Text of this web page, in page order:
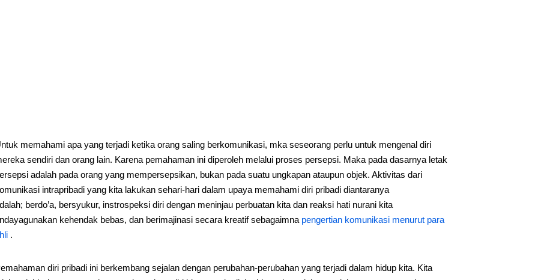
memahami apa yang terjadi ketika orang saling berkomunikasi, mka seseorang perlu untuk mengenal diri
sendiri dan orang lain. Karena pemahaman ini diperoleh melalui proses persepsi. Maka pada dasarnya letak
adalah pada orang yang mempersepsikan, bukan pada suatu ungkapan ataupun objek. Aktivitas dari
intrapribadi yang kita lakukan sehari-hari dalam upaya memahami diri pribadi diantaranya
berdo’a, bersyukur, instrospeksi diri dengan meninjau perbuatan kita dan reaksi hati nurani kita
kehendak bebas, dan berimajinasi secara kreatif sebagaimna pengertian komunikasi menurut para
.
diri pribadi ini berkembang sejalan dengan perubahan-perubahan yang terjadi dalam hidup kita. Kita